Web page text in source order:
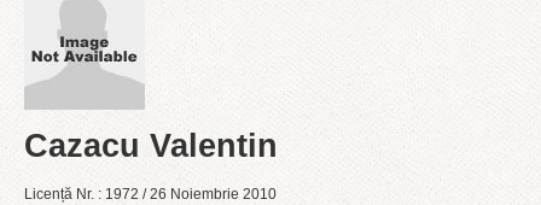
Cazacu Valentin
Licență Nr. : 1972 / 26 Noiembrie 2010